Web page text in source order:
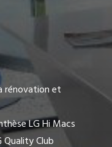
rénovation et
LG Hi Macs
Club